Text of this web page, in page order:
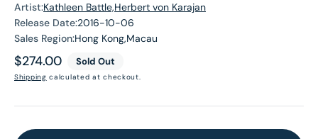
Artist:Kathleen Battle,Herbert von Karajan
Release Date:2016-10-06
Sales Region:Hong Kong,Macau
Regular
price
$274.00 Sold Out
Shipping calculated at checkout.